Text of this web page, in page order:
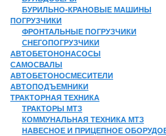
БУРИЛЬНО-КРАНОВЫЕ МАШИНЫ
ПОГРУЗЧИКИ
ФРОНТАЛЬНЫЕ ПОГРУЗЧИКИ
СНЕГОПОГРУЗЧИКИ
АВТОБЕТОНОНАСОСЫ
САМОСВАЛЫ
АВТОБЕТОНОСМЕСИТЕЛИ
АВТОПОДЪЕМНИКИ
ТРАКТОРНАЯ ТЕХНИКА
ТРАКТОРЫ МТЗ
КОММУНАЛЬНАЯ ТЕХНИКА МТЗ
НАВЕСНОЕ И ПРИЦЕПНОЕ